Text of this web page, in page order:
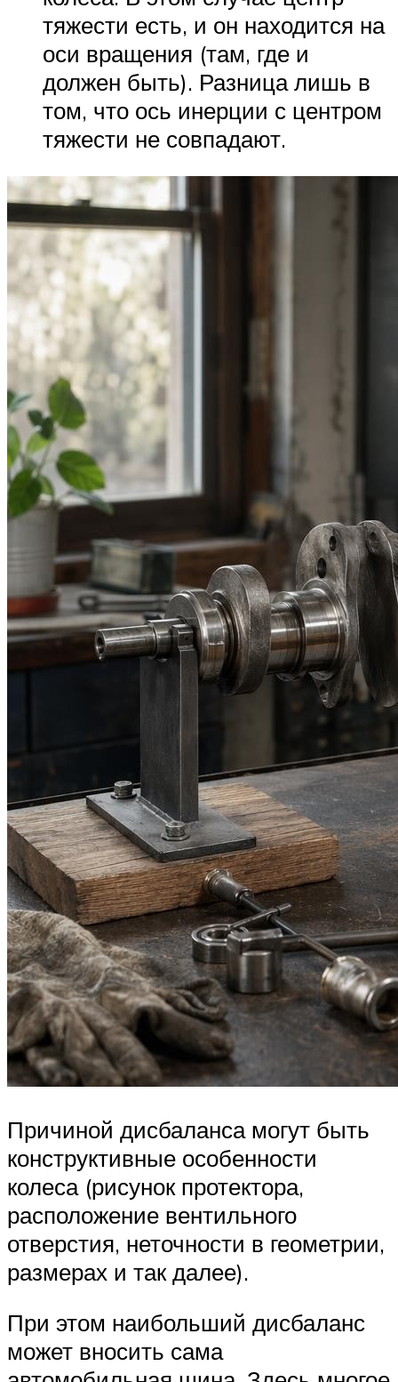
тяжести есть, и он находится на
оси вращения (там, где и
должен быть). Разница лишь в
том, что ось инерции с центром
тяжести не совпадают.
Причиной дисбаланса могут быть
конструктивные особенности
колеса (рисунок протектора,
расположение вентильного
отверстия, неточности в геометрии,
размерах и так далее).
При этом наибольший дисбаланс
может вносить сама